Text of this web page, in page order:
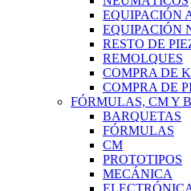
EQUIPACIÓN
EQUIPACIÓN
RESTO DE
REMOLQUES
COMPRA DE
COMPRA DE
FÓRMULAS, CM Y
BARQUETAS
FÓRMULAS
CM
PROTOTIPOS
MECÁNICA